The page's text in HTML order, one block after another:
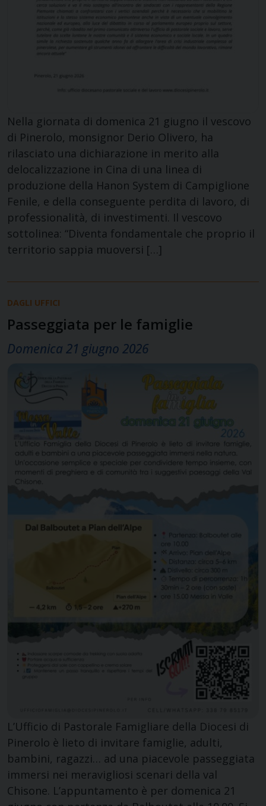
Nella giornata di domenica 21 giugno il vescovo
di Pinerolo, monsignor Derio Olivero, ha
rilasciato una dichiarazione in merito alla
delocalizzazione in Cina di una linea di
produzione della Hanon System di Campiglione
Fenile, e della conseguente perdita di lavoro, di
professionalità, di investimenti. Il vescovo
sottolinea: “Diventa fondamentale che proprio il
territorio sappia muoversi […]
DAGLI UFFICI
Passeggiata per le famiglie
Domenica 21 giugno 2026
L’Ufficio di Pastorale Famigliare della Diocesi di
Pinerolo è lieto di invitare famiglie, adulti,
bambini, ragazzi… ad una piacevole passeggiata
immersi nei meravigliosi scenari della val
Chisone. L’appuntamento è per domenica 21